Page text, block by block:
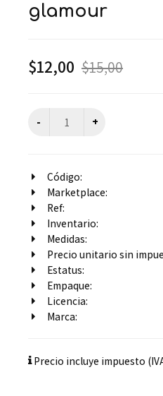
glamour
$12,00 $15,00
Código:
Marketplace:
Ref:
Inventario:
Medidas:
Precio unitario sin
Estatus:
Empaque:
Licencia:
Marca:
Precio incluye impuesto